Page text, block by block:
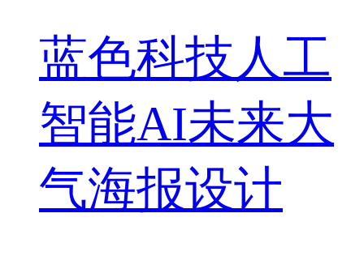
蓝色科技人工
智能AI未来大
气海报设计